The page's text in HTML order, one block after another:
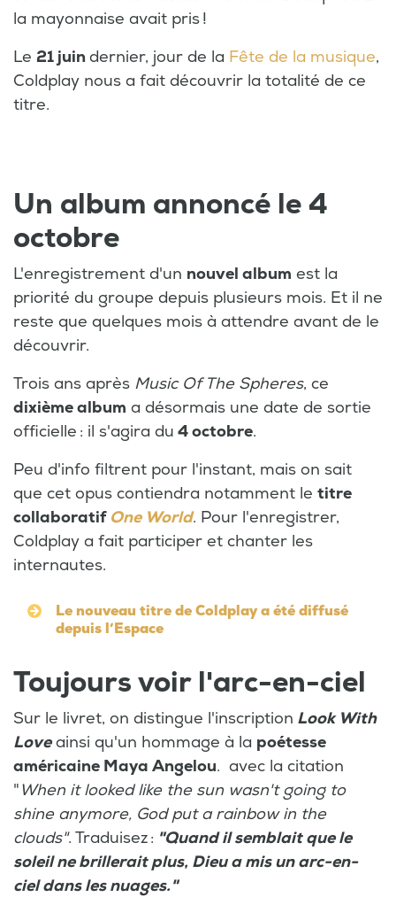
la mayonnaise avait pris !
Le 21 juin dernier, jour de la Fête de la musique,
Coldplay nous a fait découvrir la totalité de ce
titre.
Un album annoncé le 4
octobre
L'enregistrement d'un nouvel album est la
priorité du groupe depuis plusieurs mois. Et il ne
reste que quelques mois à attendre avant de le
découvrir.
Trois ans après Music Of The Spheres, ce
dixième album a désormais une date de sortie
officielle : il s'agira du 4 octobre.
Peu d'info filtrent pour l'instant, mais on sait
que cet opus contiendra notamment le titre
collaboratif One World. Pour l'enregistrer,
Coldplay a fait participer et chanter les
internautes.
Le nouveau titre de Coldplay a été diffusé
depuis l’Espace
Toujours voir l'arc-en-ciel
Sur le livret, on distingue l'inscription Look With
Loveainsi qu'un hommage à la poétesse
américaine Maya Angelou. avec la citation
"When it looked like the sun wasn't going to
shine anymore, God put a rainbow in the
clouds". Traduisez : "Quand il semblait que le
soleil ne brillerait plus, Dieu a mis un arc-en-
ciel dans les nuages."